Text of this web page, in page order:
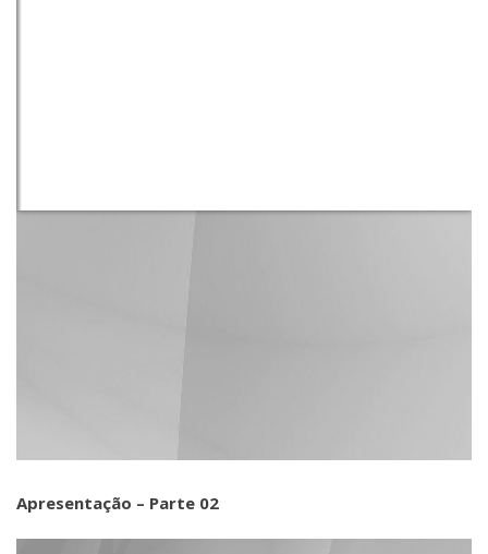
Apresentação – Parte 02